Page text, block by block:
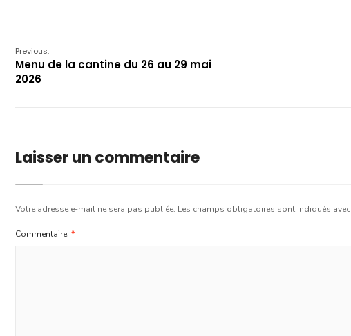
Previous:
Menu de la cantine du 26 au 29 mai
2026
Laisser un commentaire
Votre adresse e-mail ne sera pas publiée. Les champs obligatoires sont indiqués avec
Commentaire *